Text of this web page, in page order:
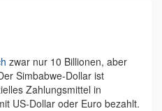
zwar nur 10 Billionen, aber
Simbabwe-Dollar ist
Zahlungsmittel in
US-Dollar oder Euro bezahlt.